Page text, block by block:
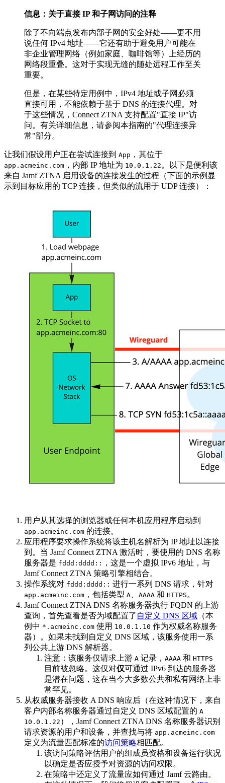
信息：关于直接 IP 和子网访问的注释
除了不向端点发布内部子网的安全好处——更不用
说任何 IPv4 地址——它还有助于避免用户可能在
非企业管理网络（例如家庭、咖啡馆等）上经历的
网络段重叠。这对于实现无缝的随处远程工作至关
重要。
但是，在某些特定用例中，IPv4 地址或子网必须
直接可用，不能依赖于基于 DNS 的连接代理。对
于这些情况，Connect ZTNA 支持配置"直接 IP"访
问。有关详细信息，请参阅本指南的"代理连接异
常"部分。
让我们假设用户正在尝试连接到 App ，其位于
app.acmeinc.com ，内部 IP 地址为 10.0.1.22 。以下是便利该
来自 Jamf ZTNA 启用设备的连接发生的过程（下面的示例显
示到目标应用的 TCP 连接，但类似的流用于 UDP 连接）：
用户从其选择的浏览器或任何本机应用程序启动到
app.acmeinc.com 的连接。
应用程序要求操作系统将该主机名解析为 IP 地址以连接
到。当 Jamf Connect ZTNA 激活时，要使用的 DNS 名称
服务器是 fddd:dddd::
，这是一个虚拟 IPv6 地址，与
Jamf Connect ZTNA 策略引擎相结合。
操作系统对 fddd:dddd:: 进行一系列 DNS 请求，针对
app.acmeinc.com ，包括类型 A AAAA 和 HTTPS 。
Jamf Connect ZTNA DNS 名称服务器执行 FQDN 的上游
查询，首先查看是否为域配置了 自定义 DNS 区域 （本
例中 *.acmeinc.com 使用 10.0.1.10 作为权威名称服务
器）。如果未找到自定义 DNS 区域，该服务使用一系
列公共上游 DNS 解析器。
注意：该服务仅请求上游 A 记录， AAAA 和 HTTPS
目前被忽略。这仅对仅可通过 IPv6 到达的服务器
是潜在问题，这在当今大多数公共和私有网络上非
常罕见。
从权威服务器接收 A DNS 响应后（在这种情况下，来自
客户内部名称服务器通过自定义 DNS 区域配置的 A
10.0.1.22 ），Jamf Connect ZTNA DNS 名称服务器识别
请求资源的用户和设备，并查找与将 app.acmeinc.com
定义为流量匹配标准的访问策略相匹配。
该访问策略评估用户的组成员资格和设备运行状况
以确定是否应授予对资源的访问权限。
在策略中还定义了流量应如何通过 Jamf 云路由。